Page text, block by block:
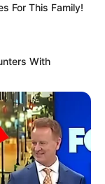
Stop
For This Family!
With